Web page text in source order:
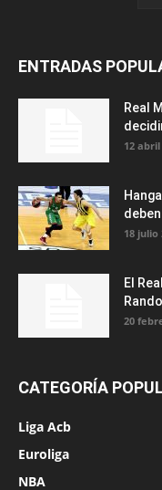
ENTRADAS
Real
12 abril
18 julio
El
20
CATEGORÍA
Liga Acb
Euroliga
NBA